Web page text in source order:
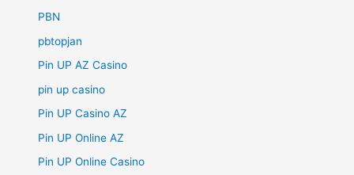
PBN
pbtopjan
Pin UP AZ Casino
pin up casino
Pin UP Casino AZ
Pin UP Online AZ
Pin UP Online Casino